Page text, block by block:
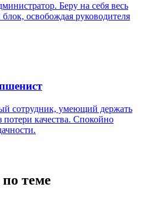
Беру на себя весь
освобождая руководителя
сотрудник, умеющий держать
потери качества. Спокойно
теме